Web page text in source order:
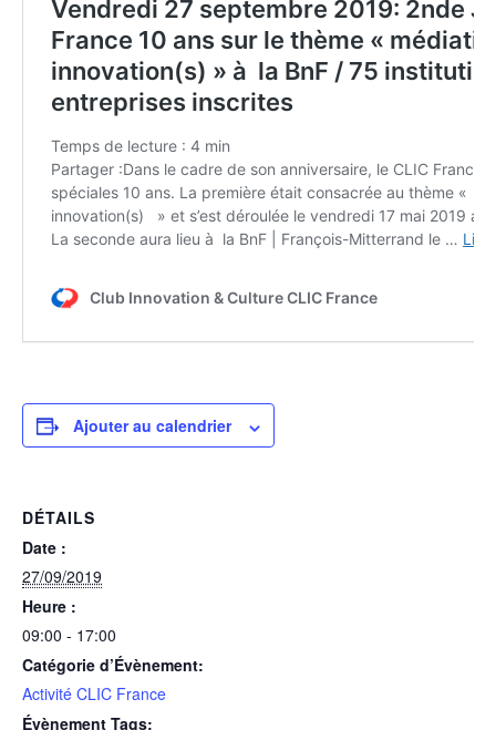
Ajouter au calendrier
DÉTAILS
Date :
27/09/2019
Heure :
09:00 - 17:00
Catégorie d’Évènement:
Activité CLIC France
Évènement Tags: